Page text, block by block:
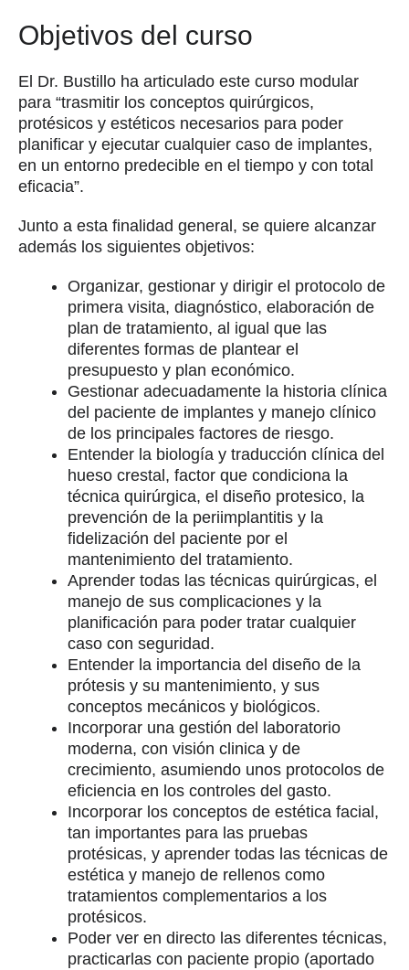
Objetivos del curso
El Dr. Bustillo ha articulado este curso modular
para “trasmitir los conceptos quirúrgicos,
protésicos y estéticos necesarios para poder
planificar y ejecutar cualquier caso de implantes,
en un entorno predecible en el tiempo y con total
eficacia”.
Junto a esta finalidad general, se quiere alcanzar
además los siguientes objetivos:
Organizar, gestionar y dirigir el protocolo de
primera visita, diagnóstico, elaboración de
plan de tratamiento, al igual que las
diferentes formas de plantear el
presupuesto y plan económico.
Gestionar adecuadamente la historia clínica
del paciente de implantes y manejo clínico
de los principales factores de riesgo.
Entender la biología y traducción clínica del
hueso crestal, factor que condiciona la
técnica quirúrgica, el diseño protesico, la
prevención de la periimplantitis y la
fidelización del paciente por el
mantenimiento del tratamiento.
Aprender todas las técnicas quirúrgicas, el
manejo de sus complicaciones y la
planificación para poder tratar cualquier
caso con seguridad.
Entender la importancia del diseño de la
prótesis y su mantenimiento, y sus
conceptos mecánicos y biológicos.
Incorporar una gestión del laboratorio
moderna, con visión clinica y de
crecimiento, asumiendo unos protocolos de
eficiencia en los controles del gasto.
Incorporar los conceptos de estética facial,
tan importantes para las pruebas
protésicas, y aprender todas las técnicas de
estética y manejo de rellenos como
tratamientos complementarios a los
protésicos.
Poder ver en directo las diferentes técnicas,
practicarlas con paciente propio (aportado